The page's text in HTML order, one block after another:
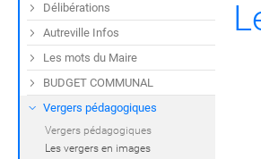
Délibérations
Autreville Infos
Les mots du Maire
BUDGET COMMUNAL
Vergers pédagogiques
Vergers pédagogiques
Les vergers en images